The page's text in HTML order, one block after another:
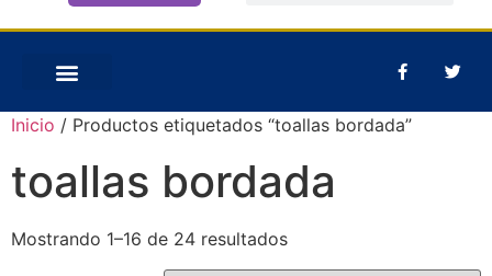
Inicio / Productos etiquetados “toallas bordada”
toallas bordada
Mostrando 1–16 de 24 resultados